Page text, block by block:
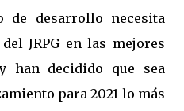
de desarrollo necesita
JRPG en las mejores
han decidido que sea
para 2021 lo más